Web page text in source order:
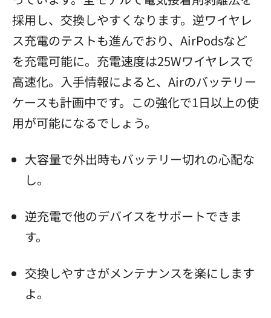
採用し、交換しやすくなります。逆ワイヤレ
ス充電のテストも進んでおり、AirPodsなど
を充電可能に。充電速度は25Wワイヤレスで
高速化。入手情報によると、Airのバッテリー
ケースも計画中です。この強化で1日以上の使
用が可能になるでしょう。
大容量で外出時もバッテリー切れの心配な
し。
逆充電で他のデバイスをサポートできま
す。
交換しやすさがメンテナンスを楽にします
よ。